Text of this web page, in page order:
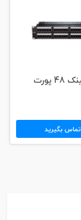
پچ پنل دی لینک 48 پورت
تماس بگیرید